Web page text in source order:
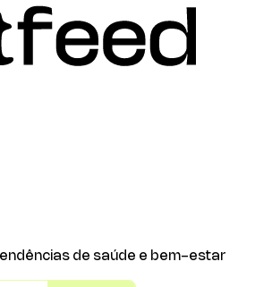
de saúde e bem-estar